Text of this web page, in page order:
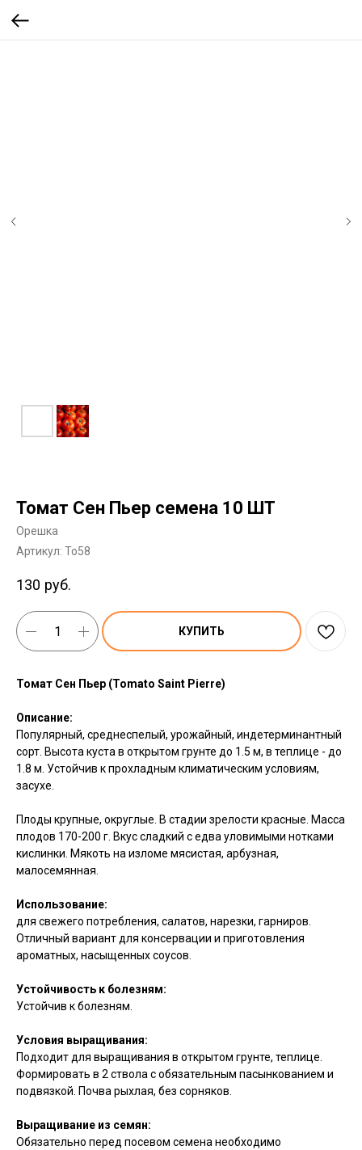
Томат Сен Пьер семена 10 ШТ
Орешка
Артикул: To58
130 руб.
КУПИТЬ
Томат Сен Пьер (Tomato Saint Pierre)
Описание:
Популярный, среднеспелый, урожайный, индетерминантный
сорт. Высота куста в открытом грунте до 1.5 м, в теплице - до
1.8 м. Устойчив к прохладным климатическим условиям,
засухе.
Плоды крупные, округлые. В стадии зрелости красные. Масса
плодов 170-200 г. Вкус сладкий с едва уловимыми нотками
кислинки. Мякоть на изломе мясистая, арбузная,
малосемянная.
Использование:
для свежего потребления, салатов, нарезки, гарниров.
Отличный вариант для консервации и приготовления
ароматных, насыщенных соусов.
Устойчивость к болезням:
Устойчив к болезням.
Условия выращивания:
Подходит для выращивания в открытом грунте, теплице.
Формировать в 2 ствола с обязательным пасынкованием и
подвязкой. Почва рыхлая, без сорняков.
Выращивание из семян:
Обязательно перед посевом семена необходимо